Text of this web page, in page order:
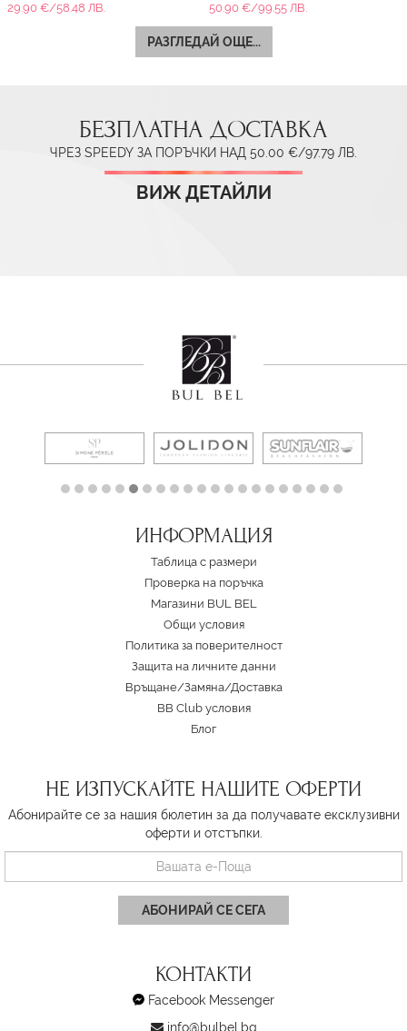
29.90 €/58.48 ЛВ. 50.90 €/99.55 ЛВ.
РАЗГЛЕДАЙ ОЩЕ...
БЕЗПЛАТНА ДОСТАВКА
ЧРЕЗ SPEEDY ЗА ПОРЪЧКИ НАД 50.00 €/97.79 ЛВ.
ВИЖ ДЕТАЙЛИ
ИНФОРМАЦИЯ
Таблица с размери
Проверка на поръчка
Магазини BUL BEL
Oбщи условия
Политика за поверителност
Защита на личните данни
Връщане/Замяна/Доставка
BB Club условия
Блог
НЕ ИЗПУСКАЙТЕ НАШИТЕ ОФЕРТИ
Абонирайте се за нашия бюлетин за да получавате ексклузивни
оферти и отстъпки.
АБОНИРАЙ СЕ СЕГА
КОНТАКТИ
Facebook Messenger
info@bulbel.bg